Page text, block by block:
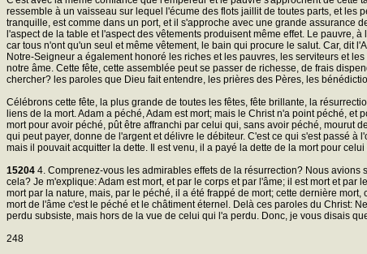
ressemble à un vaisseau sur lequel l'écume des flots jaillit de toutes parts, et
tranquille, est comme dans un port, et il s'approche avec une grande assurance
l'aspect de la table et l'aspect des vêtements produisent même effet. Le pauvre,
car tous n'ont qu'un seul et même vêtement, le bain qui procure le salut. Car, dit
Notre-Seigneur a également honoré les riches et les pauvres, les serviteurs et
notre âme. Cette fête, cette assemblée peut se passer de richesse, de frais
chercher? les paroles que Dieu fait entendre, les prières des Pères, les
Célébrons cette fête, la plus grande de toutes les fêtes, fête brillante, la
liens de la mort. Adam a péché, Adam est mort; mais le Christ n'a point péché,
mort pour avoir péché, pût être affranchi par celui qui, sans avoir péché, mourut
qui peut payer, donne de l'argent et délivre le débiteur. C'est ce qui s'est passé
mais il pouvait acquitter la dette. Il est venu, il a payé la dette de la mort pour
15204 4. Comprenez-vous les admirables effets de la résurrection? Nous
cela? Je m'explique: Adam est mort, et par le corps et par l'âme; il est mort et
mort par la nature, mais, par le péché, il a été frappé de mort; cette dernière
mort de l'âme c'est le péché et le châtiment éternel. Delà ces paroles du Christ:
perdu subsiste, mais hors de la vue de celui qui l'a perdu. Donc, je vous disais
248